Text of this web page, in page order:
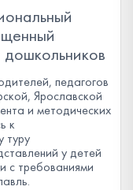
педагогов
Ярославской
и методических
к
туру
у детей
с требованиями